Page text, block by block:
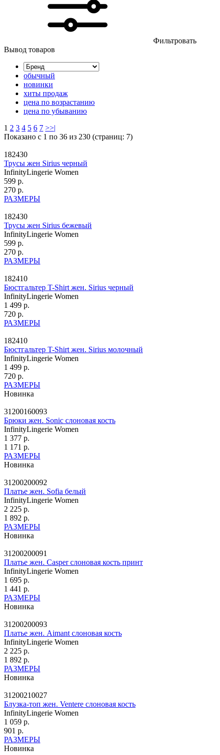
Фильтровать
Вывод товаров
обычный
новинки
хиты продаж
цена по возрастанию
цена по убыванию
1 2 3 4 5 6 7 >>|
Показано с 1 по 36 из 230 (страниц: 7)
182430
Трусы жен Sirius черный
InfinityLingerie Women
599 р.
270 р.
РАЗМЕРЫ
182430
Трусы жен Sirius бежевый
InfinityLingerie Women
599 р.
270 р.
РАЗМЕРЫ
182410
Бюстгальтер T-Shirt жен. Sirius черный
InfinityLingerie Women
1 499 р.
720 р.
РАЗМЕРЫ
182410
Бюстгальтер T-Shirt жен. Sirius молочный
InfinityLingerie Women
1 499 р.
720 р.
РАЗМЕРЫ
Новинка
31200160093
Брюки жен. Sonic слоновая кость
InfinityLingerie Women
1 377 р.
1 171 р.
РАЗМЕРЫ
Новинка
31200200092
Платье жен. Sofia белый
InfinityLingerie Women
2 225 р.
1 892 р.
РАЗМЕРЫ
Новинка
31200200091
Платье жен. Casper слоновая кость принт
InfinityLingerie Women
1 695 р.
1 441 р.
РАЗМЕРЫ
Новинка
31200200093
Платье жен. Aimant слоновая кость
InfinityLingerie Women
2 225 р.
1 892 р.
РАЗМЕРЫ
Новинка
31200210027
Блузка-топ жен. Ventere слоновая кость
InfinityLingerie Women
1 059 р.
901 р.
РАЗМЕРЫ
Новинка